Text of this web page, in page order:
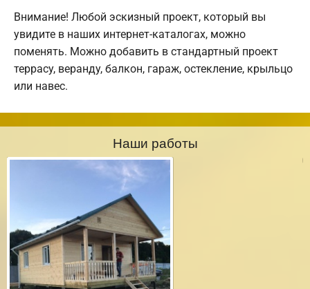
Внимание! Любой эскизный проект, который вы
увидите в наших интернет-каталогах, можно
поменять. Можно добавить в стандартный проект
террасу, веранду, балкон, гараж, остекление, крыльцо
или навес.
Наши работы